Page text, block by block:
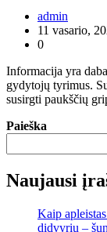
admin
11 vasario,
0
Informacija yra
gydytojų tyrimus.
susirgti paukščių
Paieška
Naujausi
Kaip
didvyriu –